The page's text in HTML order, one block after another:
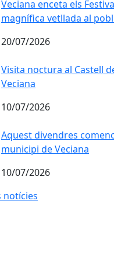
Veciana enceta els
magnífica vetllada al
20/07/2026
Visita noctura al Castell
Veciana
10/07/2026
Aquest divendres
Aquest divendres
municipi de Veciana
10/07/2026
notícies